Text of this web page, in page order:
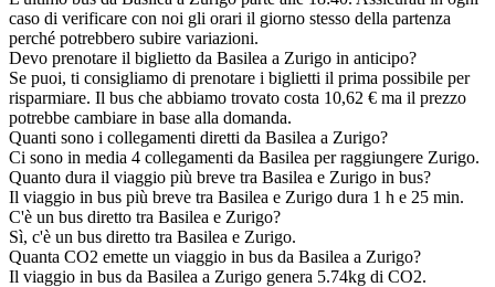
caso di verificare con noi gli orari il giorno stesso della partenza
perché potrebbero subire variazioni.
Devo prenotare il biglietto da Basilea a Zurigo in anticipo?
Se puoi, ti consigliamo di prenotare i biglietti il prima possibile per
risparmiare. Il bus che abbiamo trovato costa 10,62 € ma il prezzo
potrebbe cambiare in base alla domanda.
Quanti sono i collegamenti diretti da Basilea a Zurigo?
Ci sono in media 4 collegamenti da Basilea per raggiungere Zurigo.
Quanto dura il viaggio più breve tra Basilea e Zurigo in bus?
Il viaggio in bus più breve tra Basilea e Zurigo dura 1 h e 25 min.
C'è un bus diretto tra Basilea e Zurigo?
Sì, c'è un bus diretto tra Basilea e Zurigo.
Quanta CO2 emette un viaggio in bus da Basilea a Zurigo?
Il viaggio in bus da Basilea a Zurigo genera 5.74kg di CO2.